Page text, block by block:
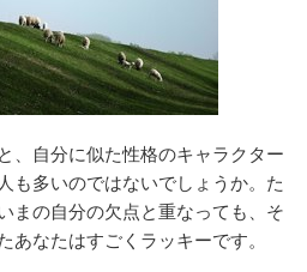
、自分に似た性格のキャラクター
も多いのではないでしょうか。た
まの自分の欠点と重なっても、そ
なたはすごくラッキーです。